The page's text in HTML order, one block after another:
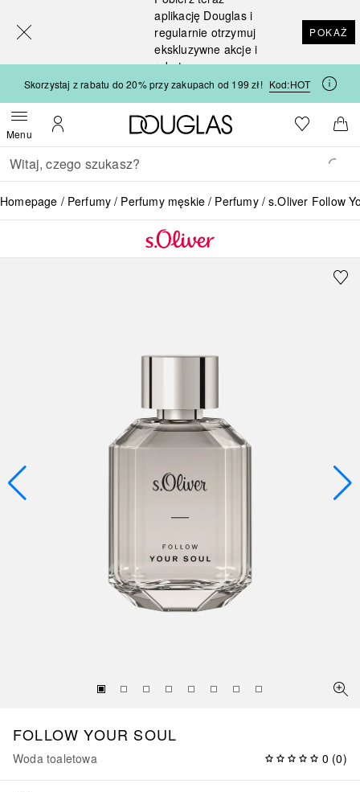
aplikację Douglas i
regularnie otrzymuj
ekskluzywne akcje i
rabaty
POKAŻ
Skorzystaj z rabatu do 20% przy zakupach od 199 zł! Kod:HOT
MenuOtwórz menuMoje konto
Strona główna Douglas
Do listyDo
Wracać
Wykonaj wyszukiwanie
Homepage Perfumy Perfumy męskie Perfumy s.Oliver Follow
FOLLOW YOUR SOUL
Woda toaletowa 0 (0)
[navigation.slideout.screenreader]